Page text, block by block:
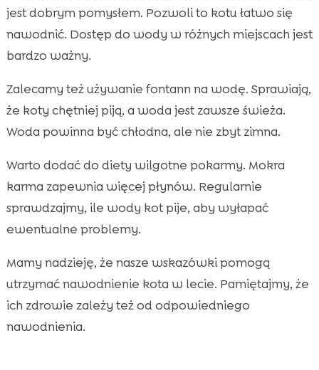
jest dobrym pomysłem. Pozwoli to kotu łatwo się
nawodnić. Dostęp do wody w różnych miejscach jest
bardzo ważny.
Zalecamy też używanie fontann na wodę. Sprawiają,
że koty chętniej piją, a woda jest zawsze świeża.
Woda powinna być chłodna, ale nie zbyt zimna.
Warto dodać do diety wilgotne pokarmy. Mokra
karma zapewnia więcej płynów. Regularnie
sprawdzajmy, ile wody kot pije, aby wyłapać
ewentualne problemy.
Mamy nadzieję, że nasze wskazówki pomogą
utrzymać nawodnienie kota w lecie. Pamiętajmy, że
ich zdrowie zależy też od odpowiedniego
nawodnienia.